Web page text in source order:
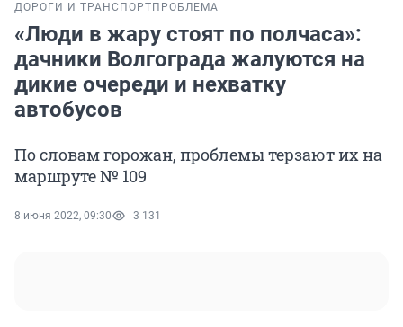
ДОРОГИ И ТРАНСПОРТ ПРОБЛЕМА
«Люди в жару стоят по полчаса»:
дачники Волгограда жалуются на
дикие очереди и нехватку
автобусов
По словам горожан, проблемы терзают их на
маршруте № 109
8 июня 2022, 09:30 3 131